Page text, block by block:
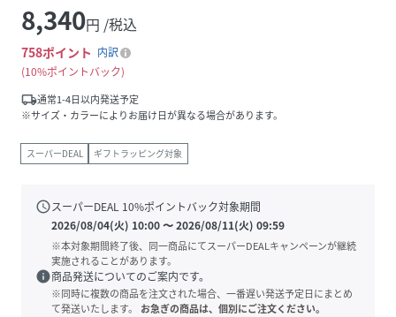
8,340円 /税込
758ポイント 内訳
10%ポイントバック
local_shipping通常1-4日以内発送予定
※サイズ・カラーによりお届け日が異なる場合があります。
スーパーDEAL ギフトラッピング対象
scheduleスーパーDEAL 10%ポイントバック対象期間
2026/08/04(火) 10:00〜2026/08/11(火) 09:59
※本対象期間終了後、同一商品にてスーパーDEALキャンペーンが継続
実施されることがあります。
info商品発送についてのご案内です。
※同時に複数の商品を注文された場合、一番遅い発送予定日にまとめ
て発送いたします。
お急ぎの商品は、個別にご注文ください。